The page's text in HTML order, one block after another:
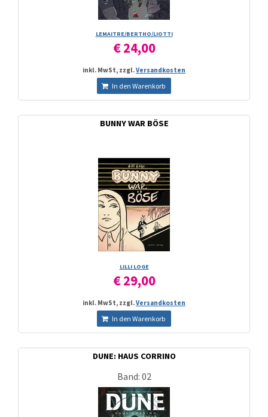
LEMAITRE/­BERTHO/­LIOTTI
€ 24,00
inkl. MwSt, zzgl.Versandkosten
In den Warenkorb
BUNNY WAR BÖSE
LILLI LOGE
€ 29,00
inkl. MwSt, zzgl.Versandkosten
In den Warenkorb
DUNE: HAUS CORRINO
Band: 02